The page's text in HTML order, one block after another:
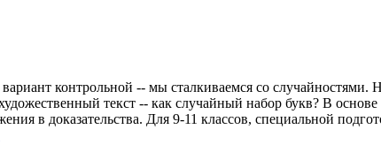
контрольной -- мы сталкиваемся со
текст -- как случайный набор букв? В
в доказательства. Для 9-11 классов, специальной